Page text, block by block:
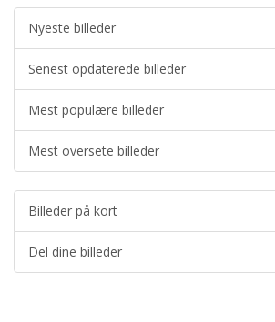
Nyeste billeder
Senest opdaterede billeder
Mest populære billeder
Mest oversete billeder
Billeder på kort
Del dine billeder